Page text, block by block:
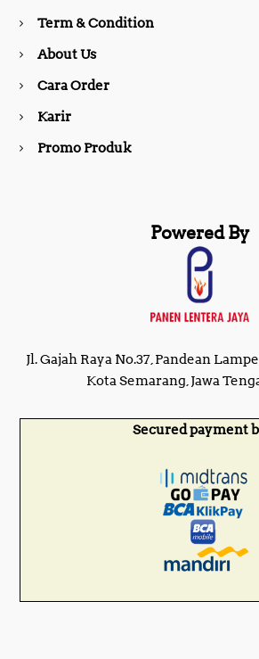
k
Term & Condition
About Us
Cara Order
Karir
Promo Produk
Powered By
Jl. Gajah Raya No.37, Pandean
Kota Semarang, Jawa
Secured payment